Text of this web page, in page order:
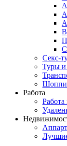
Секс-
Туры и
Работа